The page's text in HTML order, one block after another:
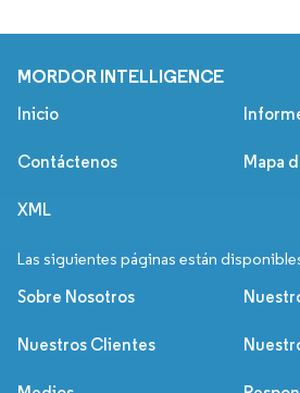
MORDOR INTELLIGENCE
Inicio
Contáctenos Mapa
XML
Las siguientes páginas están
Sobre Nosotros
Nuestros Clientes